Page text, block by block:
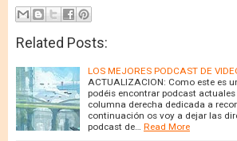
Related Posts:
LOS MEJORES PODCAST DE
ACTUALIZACION: Como este es
podéis encontrar podcast
columna derecha dedicada a
continuación os voy a dejar las
podcast de… Read More